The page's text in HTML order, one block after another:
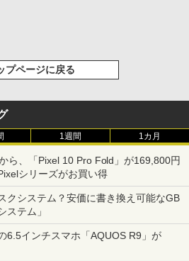
プページに戻る
1週間 1カ月
ら、「Pixel 10 Pro Fold」が169,800円
シリーズがお買い得
クシステム？安価に書き換え可能なGB
ステム」
6.5インチスマホ「AQUOS R9」が